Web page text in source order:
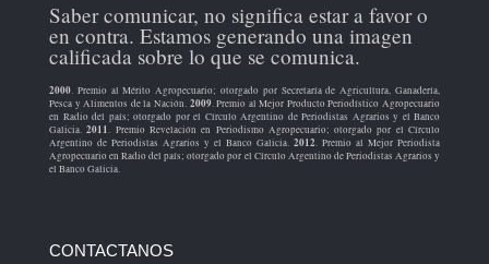
Saber comunicar, no significa estar a favor o
en contra. Estamos generando una imagen
calificada sobre lo que se comunica.
2000. Premio al Mérito Agropecuario; otorgado por Secretaría de Agricultura, Ganadería,
Pesca y Alimentos de la Nación. 2009. Premio al Mejor Producto Periodístico Agropecuario
en Radio del país; otorgado por el Círculo Argentino de Periodistas Agrarios y el Banco
Galicia.2011. Premio Revelación en Periodismo Agropecuario; otorgado por el Círculo
Argentino de Periodistas Agrarios y el Banco Galicia. 2012. Premio al Mejor Periodista
Agropecuario en Radio del país; otorgado por el Círculo Argentino de Periodistas Agrarios y
el Banco Galicia.
CONTACTANOS